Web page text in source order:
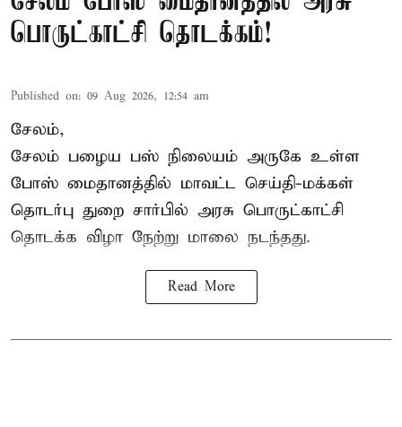
பொருட்காட்சி தொடக்கம்!
Published on: 09 Aug 2026, 12:54 am
சேலம்,
சேலம் பழைய பஸ் நிலையம் அருகே உள்ள
போஸ் மைதானத்தில் மாவட்ட செய்தி-மக்கள்
தொடர்பு துறை சார்பில் அரசு பொருட்காட்சி
தொடக்க விழா நேற்று மாலை நடந்தது.
Read More